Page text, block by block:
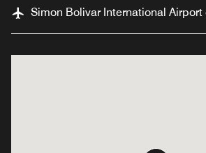
Simon Bolivar International Airport